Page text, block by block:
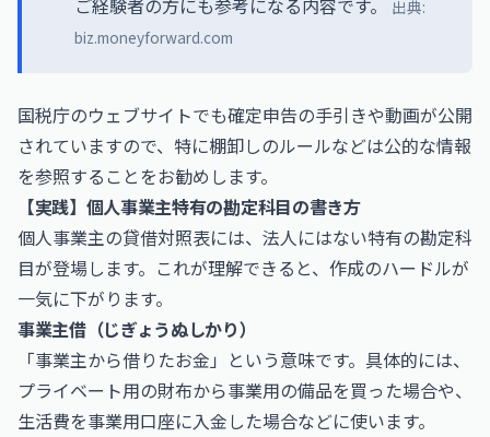
ご経験者の方にも参考になる内容です。
出典:
biz.moneyforward.com
国税庁のウェブサイトでも確定申告の手引きや動画が公開
されていますので、特に棚卸しのルールなどは公的な情報
を参照することをお勧めします。
【実践】個人事業主特有の勘定科目の書き方
個人事業主の貸借対照表には、法人にはない特有の勘定科
目が登場します。これが理解できると、作成のハードルが
一気に下がります。
事業主借（じぎょうぬしかり）
「事業主から借りたお金」という意味です。具体的には、
プライベート用の財布から事業用の備品を買った場合や、
生活費を事業用口座に入金した場合などに使います。